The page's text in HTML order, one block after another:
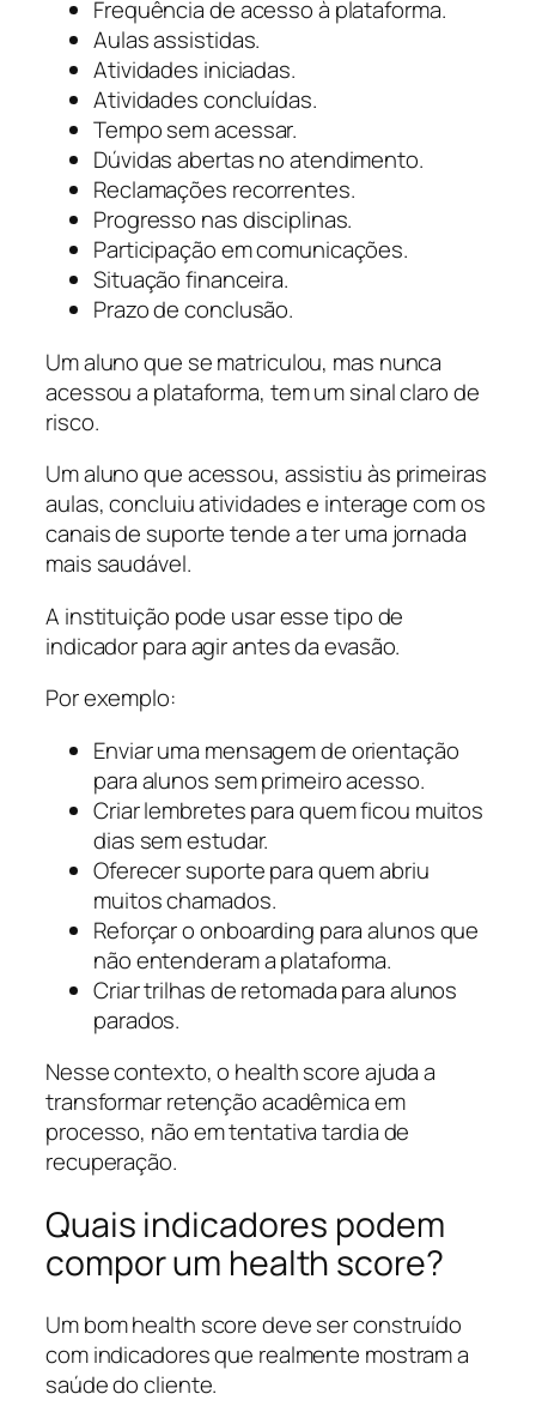
Frequência de acesso à plataforma.
Aulas assistidas.
Atividades iniciadas.
Atividades concluídas.
Tempo sem acessar.
Dúvidas abertas no atendimento.
Reclamações recorrentes.
Progresso nas disciplinas.
Participação em comunicações.
Situação financeira.
Prazo de conclusão.
Um aluno que se matriculou, mas nunca
acessou a plataforma, tem um sinal claro de
risco.
Um aluno que acessou, assistiu às primeiras
aulas, concluiu atividades e interage com os
canais de suporte tende a ter uma jornada
mais saudável.
A instituição pode usar esse tipo de
indicador para agir antes da evasão.
Por exemplo:
Enviar uma mensagem de orientação
para alunos sem primeiro acesso.
Criar lembretes para quem ficou muitos
dias sem estudar.
Oferecer suporte para quem abriu
muitos chamados.
Reforçar o onboarding para alunos que
não entenderam a plataforma.
Criar trilhas de retomada para alunos
parados.
Nesse contexto, o health score ajuda a
transformar retenção acadêmica em
processo, não em tentativa tardia de
recuperação.
Quais indicadores podem
compor um health score?
Um bom health score deve ser construído
com indicadores que realmente mostram a
saúde do cliente.